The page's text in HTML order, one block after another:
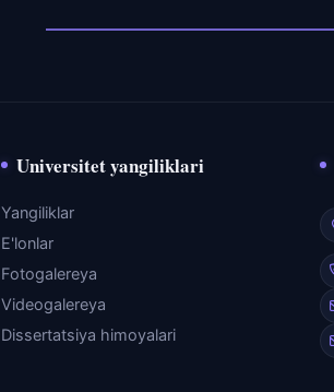
Universitet yangiliklari
Yangiliklar
E'lonlar
Fotogalereya
Videogalereya
Dissertatsiya himoyalari